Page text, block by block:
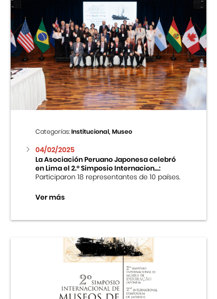
Categorías:Institucional, Museo
04/02/2025
La Asociación Peruano Japonesa celebró
en Lima el 2.º Simposio Internacion...:
Participaron 18 representantes de 10 países.
Ver más